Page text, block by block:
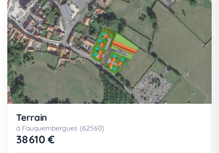
Terrain
à Fauquembergues (62560)
38 610 €